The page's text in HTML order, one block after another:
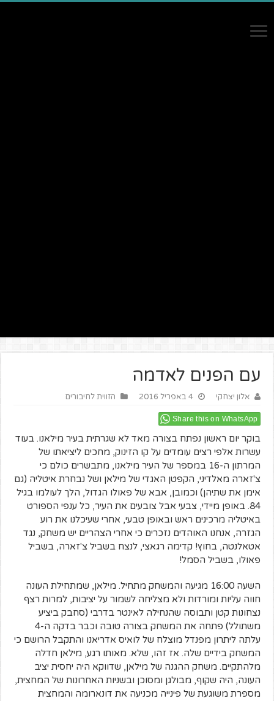
עם הפנים לאדמה
אלון יצחקי 4 באפריל 2016 הזווית לחיבורים
Share this on WhatsApp
בוקר יום ראשון נפתח בצורה מאד לא שגרתית בעיר מילאנו. בעוד
עשרות אלפי רצים עומדים על קו הזינוק, מחכים ליציאתו של
המרתון ה-16 במספר של העיר מילאנו, מתבשרים כולם כי
צ'זארה מאלדיני, הקפטן האגדי של מילאן ושל נבחרת איטליה (גם
אימן את שתיהן) וכמובן, אבא של פאולו הגדול, הלך לעולמו בגיל
84. באופן מיידי, צבעי אבל צובעים את העיר, כל ענפי הספורט
באיטליה מרכינים ראש ובאופן טבעי, אחרי שעיכלנו את רוע
הגזרה, אנחנו האוהדים נזכרים כי אחרי הצהריים יש משחק, נגד
אטאלנטה, בחוץ! קדימה רגאצי, לנצח בשביל צ'זארה, בשביל
פאולו, בשביל הסמל!
השעה 16:00 מגיעה והמשחק מתחיל. מילאן, שמתחילת העונה
חווה עליות ומורדות ולא מצליחה לשמור על יציבות, למרות רצף
נצחונות קטן ותבוסה שהנחילה לאינטר בדרבי (סחבק ביציע
משתולל) פתחה את המשחק בצורה טובה וכבר בדקה ה-4
עלתה ליתרון מפנדל מוצלח של לואיס אדריאנו והתקבל הרושם כי
המשחק בידיים שלה. אז זהו, שלא. מאותו רגע, מילאן חדלה
מלהתקיים. משחק ההגנה של מילאן, שדווקא היה יחסית יציב
העונה, היה שקוף, מבולגן ומסוכן ובשניות האחרונות של המחצית,
מספרת משוגעת של פינייה מכניעה את דונארומה והמחצית